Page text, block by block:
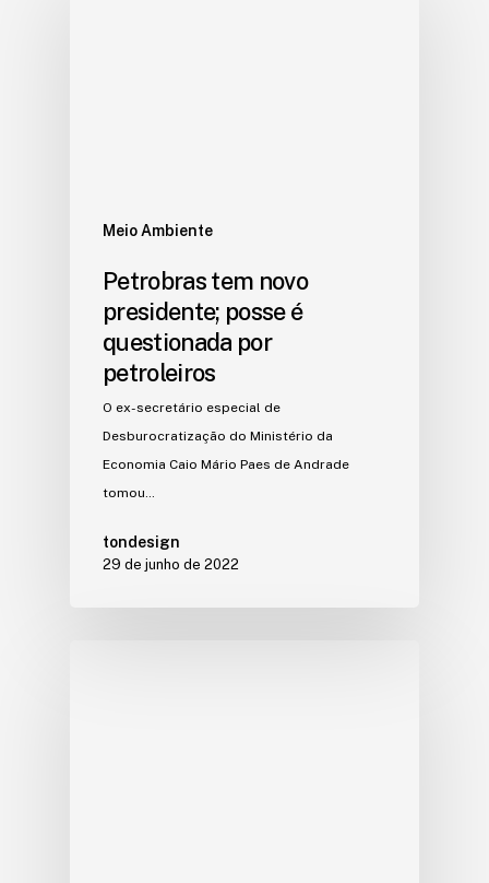
Meio Ambiente
Petrobras tem novo
presidente; posse é
questionada por
petroleiros
O ex-secretário especial de
Desburocratização do Ministério da
Economia Caio Mário Paes de Andrade
tomou…
tondesign
29 de junho de 2022